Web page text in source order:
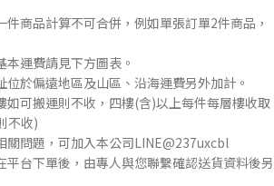
商品計算不可合併，例如單張訂單2件商品，
運費請見下方圖表。
於偏遠地區及山區、沿海運費另外加計。
可搬運則不收，四樓(含)以上每件每層樓收取
不收)
問題，可加入本公司LINE@237uxcbl
台下單後，由專人與您聯繫確認送貨資料後另